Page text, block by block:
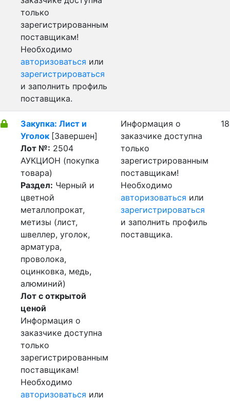
только
зарегистрированным
поставщикам!
Необходимо
авторизоваться или
зарегистрироваться
и заполнить профиль
поставщика.
Закупка: Лист и
Уголок [Завершен]
Лот №: 2504
АУКЦИОН (покупка
товара)
Раздел: Черный и
цветной
металлопрокат,
метизы (лист,
швеллер, уголок,
арматура,
проволока,
оцинковка, медь,
алюминий)
Лот с открытой
ценой
Информация о
заказчике доступна
только
зарегистрированным
поставщикам!
Необходимо
авторизоваться или
Информация о
заказчике доступна
только
зарегистрированным
поставщикам!
Необходимо
авторизоваться или
зарегистрироваться
и заполнить профиль
поставщика.